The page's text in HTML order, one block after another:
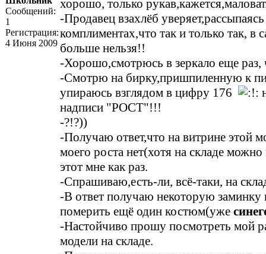
Сообщений:
1
Регистрация:
4 Июня 2009
хорошо, только
-Продавец взахлёб
комплиментах,что так и только так, в
больше нельзя!!
-Хорошо,смотрюсь в зеркало еще раз,
-Смотрю на бирку,пришпиленную к
упираюсь взглядом в цифру 176
надписи "РОСТ"!!!
-?!?))
-Получаю ответ,что на витрине этой
моего роста нет(хотя на складе
этот мне как раз.
-Спрашиваю,есть-ли, всё-таки, на
-В ответ получаю некоторую заминку
померить ещё один костюм(уже
-Настойчиво прошу посмотреть мой
модели на складе.